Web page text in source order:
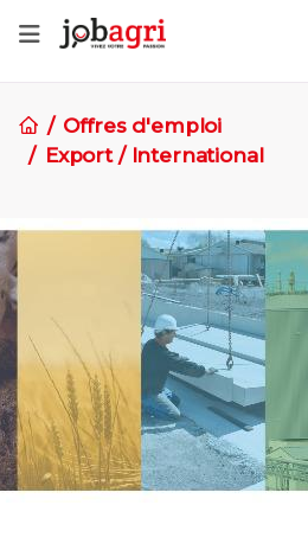
Offres d'emploi
Export / International